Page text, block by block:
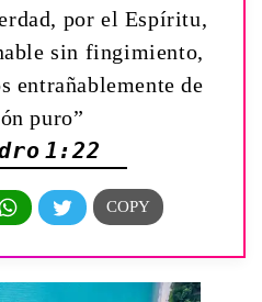
por el Espíritu,
sin fingimiento,
entrañablemente de
puro”
1:22